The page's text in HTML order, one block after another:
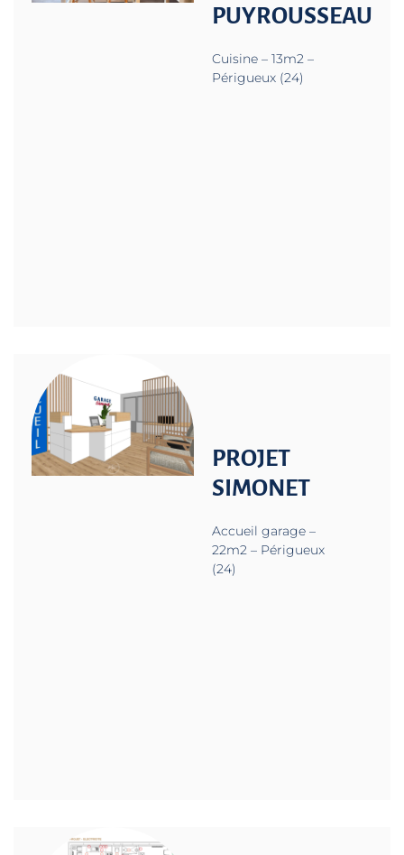
PUYROUSSEAU
Cuisine – 13m2 –
Périgueux (24)
PROJET
SIMONET
Accueil garage –
22m2 – Périgueux
(24)